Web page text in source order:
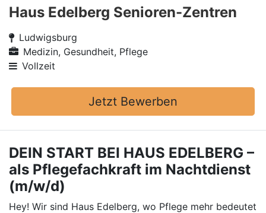
Haus Edelberg Senioren-Zentren
Ludwigsburg
Medizin, Gesundheit, Pflege
Vollzeit
Jetzt Bewerben
DEIN START BEI HAUS EDELBERG –
als Pflegefachkraft im Nachtdienst
(m/w/d)
Hey! Wir sind Haus Edelberg, wo Pflege mehr bedeutet